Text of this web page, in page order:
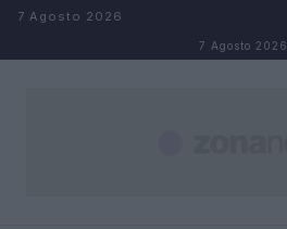
Salta al contenuto
7 Agosto 2026
7 Agosto 2026